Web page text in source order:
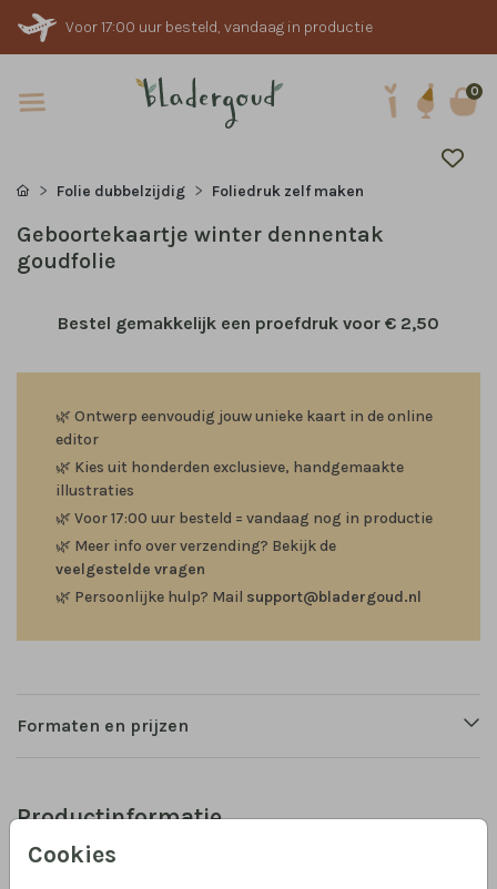
Voor 17:00 uur besteld, vandaag in productie
0
Cookies
Folie dubbelzijdig Foliedruk zelf maken
Geboortekaartje winter dennentak
goudfolie
Bestel gemakkelijk een proefdruk voor € 2,50
🌿 Ontwerp eenvoudig jouw unieke kaart in de online
editor
🌿 Kies uit honderden exclusieve, handgemaakte
illustraties
🌿 Voor 17:00 uur besteld = vandaag nog in productie
🌿 Meer info over verzending? Bekijk de
veelgestelde vragen
🌿 Persoonlijke hulp? Mail support@bladergoud.nl
Formaten en prijzen
Productinformatie
Omschrijving